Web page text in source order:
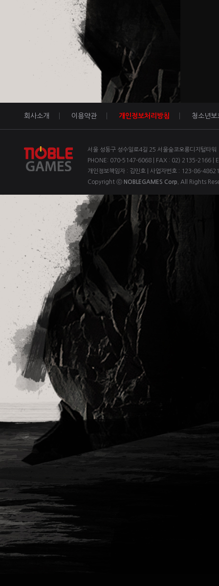
회사소개 이용약관 개인정보처리방침 청소년보
서울 성동구 성수일로4길 25 서울숲코오롱디지털타
PHONE: 070-5147-6068 | FAX : 02) 2135-2166 |
개인정보책임자 : 김민호 | 사업자번호 : 123-86-
Copyright ⓒ NOBLEGAMES Corp. All Rights